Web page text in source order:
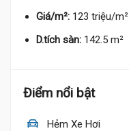
Giá/m²: 123 triệu/m²
D.tích sàn: 142.5 m²
Điểm nổi bật
Hẻm Xe Hơi